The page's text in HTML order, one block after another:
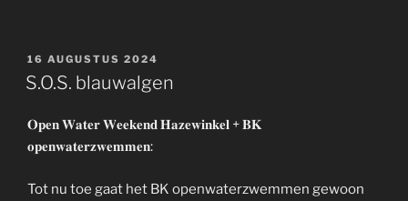
GEPLAATST
OP
16 AUGUSTUS 2024
S.O.S. blauwalgen
𝐎𝐩𝐞𝐧 𝐖𝐚𝐭𝐞𝐫 𝐖𝐞𝐞𝐤𝐞𝐧𝐝 𝐇𝐚𝐳𝐞𝐰𝐢𝐧𝐤𝐞𝐥 + 𝐁𝐊
𝐨𝐩𝐞𝐧𝐰𝐚𝐭𝐞𝐫𝐳𝐰𝐞𝐦𝐦𝐞𝐧:
Tot nu toe gaat het BK openwaterzwemmen gewoon